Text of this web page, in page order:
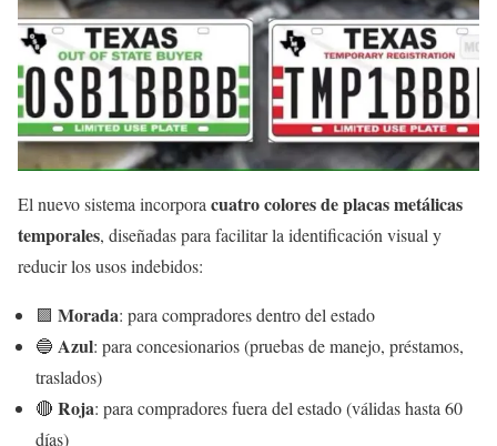
El nuevo sistema incorpora cuatro colores de placas metálicas
temporales, diseñadas para facilitar la identificación visual y
reducir los usos indebidos:
🟪 Morada: para compradores dentro del estado
🔵 Azul: para concesionarios (pruebas de manejo, préstamos,
traslados)
🔴 Roja: para compradores fuera del estado (válidas hasta 60
días)